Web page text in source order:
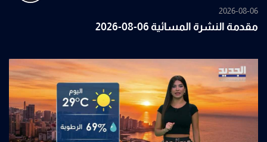
2026-08-06
مقدمة النشرة المسائية 06-08-2026